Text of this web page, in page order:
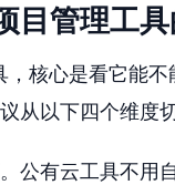
目管理工
核心是看它能
从以下四个维度切
公有云工具不用